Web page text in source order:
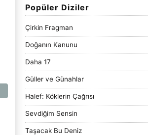
Popüler Diziler
Çirkin Fragman
Doğanın Kanunu
Daha 17
Güller ve Günahlar
Halef: Köklerin Çağrısı
Sevdiğim Sensin
Taşacak Bu Deniz